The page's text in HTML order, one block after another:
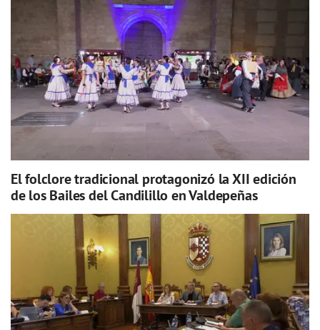
El folclore tradicional protagonizó la XII edición
de los Bailes del Candilillo en Valdepeñas